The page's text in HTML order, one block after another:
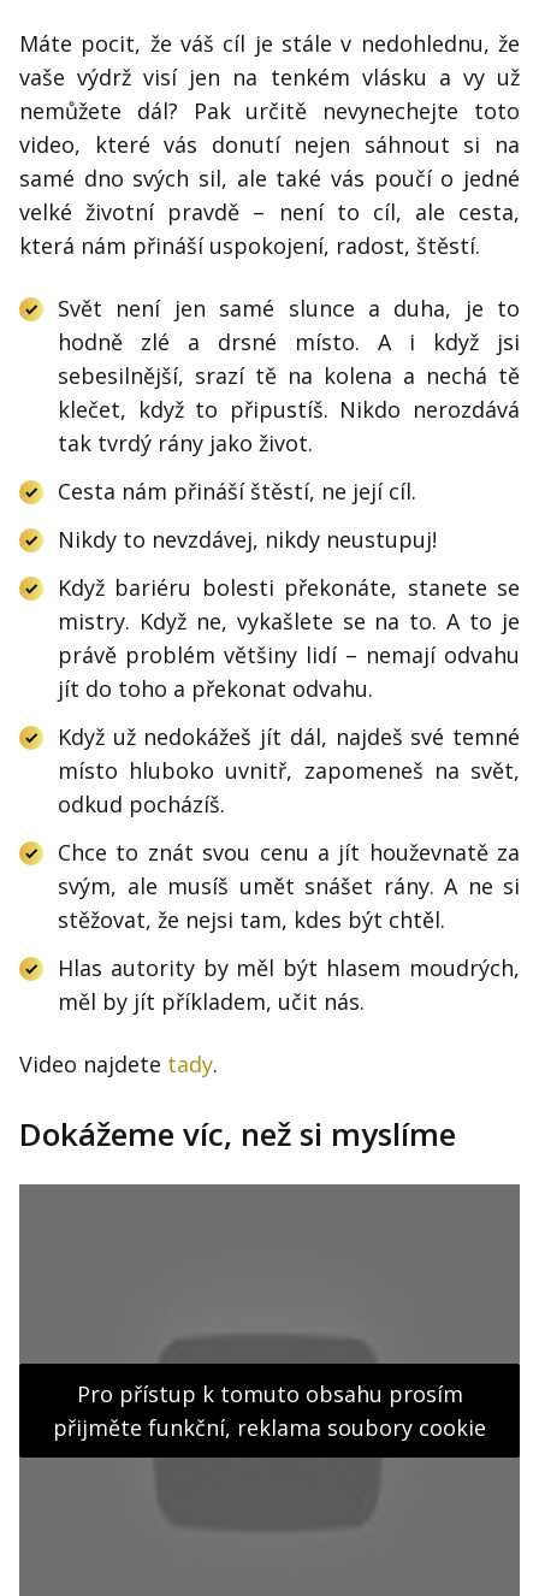
Máte pocit, že váš cíl je stále v nedohlednu, že
vaše výdrž visí jen na tenkém vlásku a vy už
nemůžete dál? Pak určitě nevynechejte toto
video, které vás donutí nejen sáhnout si na
samé dno svých sil, ale také vás poučí o jedné
velké životní pravdě – není to cíl, ale cesta,
která nám přináší uspokojení, radost, štěstí.
Svět není jen samé slunce a duha, je to
hodně zlé a drsné místo. A i když jsi
sebesilnější, srazí tě na kolena a nechá tě
klečet, když to připustíš. Nikdo nerozdává
tak tvrdý rány jako život.
Cesta nám přináší štěstí, ne její cíl.
Nikdy to nevzdávej, nikdy neustupuj!
Když bariéru bolesti překonáte, stanete se
mistry. Když ne, vykašlete se na to. A to je
právě problém většiny lidí – nemají odvahu
jít do toho a překonat odvahu.
Když už nedokážeš jít dál, najdeš své temné
místo hluboko uvnitř, zapomeneš na svět,
odkud pocházíš.
Chce to znát svou cenu a jít houževnatě za
svým, ale musíš umět snášet rány. A ne si
stěžovat, že nejsi tam, kdes být chtěl.
Hlas autority by měl být hlasem moudrých,
měl by jít příkladem, učit nás.
Video najdete tady.
Dokážeme víc, než si myslíme
Pro přístup k tomuto obsahu prosím
přijměte funkční, reklama soubory cookie